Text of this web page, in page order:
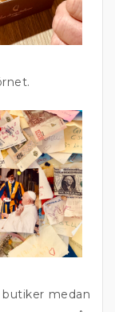
medan